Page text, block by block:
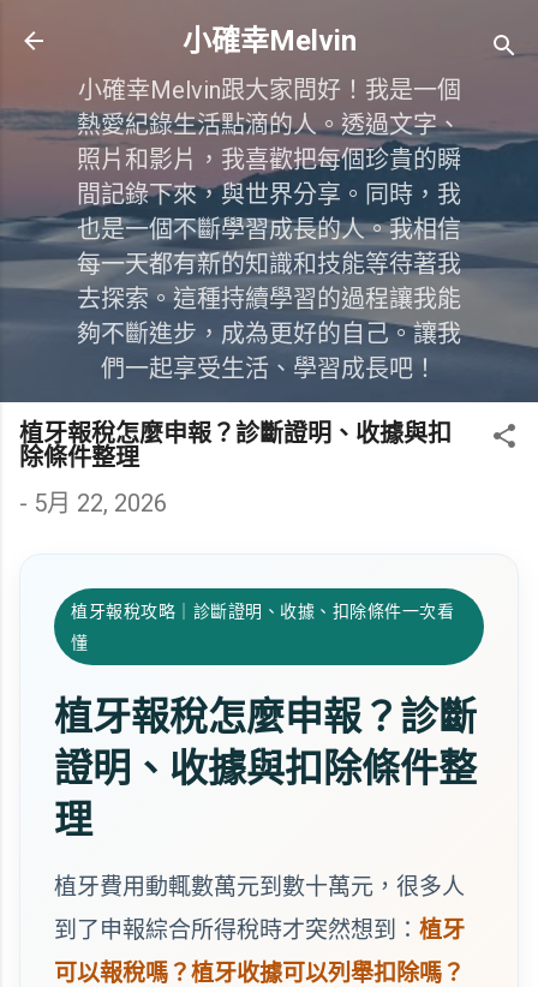
跳到主要內容
小確幸Melvin
小確幸Melvin跟大家問好！我是一個
熱愛紀錄生活點滴的人。透過文字、
照片和影片，我喜歡把每個珍貴的瞬
間記錄下來，與世界分享。同時，我
也是一個不斷學習成長的人。我相信
每一天都有新的知識和技能等待著我
去探索。這種持續學習的過程讓我能
夠不斷進步，成為更好的自己。讓我
們一起享受生活、學習成長吧！
植牙報稅怎麼申報？診斷證明、收據與扣
除條件整理
- 5月 22, 2026
植牙報稅攻略｜診斷證明、收據、扣除條件一次看
懂
植牙報稅怎麼申報？診斷
證明、收據與扣除條件整
理
植牙費用動輒數萬元到數十萬元，很多人
到了申報綜合所得稅時才突然想到： 植牙
可以報稅嗎？植牙收據可以列舉扣除嗎？